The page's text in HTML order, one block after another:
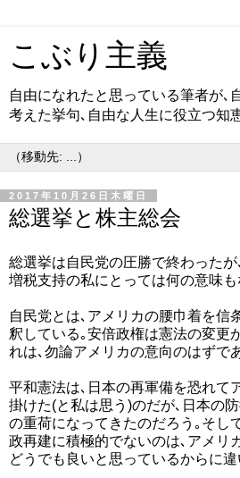
こぶり主義
自由になれたと思っている筆者が､
考えた挙句､自由な人生に役立つ知
2017年10月26日木曜日
総選挙と株主総会
総選挙は自民党の圧勝で終わったが
増税支持の私にとっては何の意味も
自民党とは､アメリカの腰巾着を信
釈している｡安倍政権は憲法の変更
れは､勿論アメリカの意向のはずで
平和憲法は､日本の再軍備を恐れて
掛けた(と私は思う)のだが､日本の
の重荷になってきたのだろう｡そし
政再建に積極的でないのは､アメリ
どうでも良いと思っているからに違